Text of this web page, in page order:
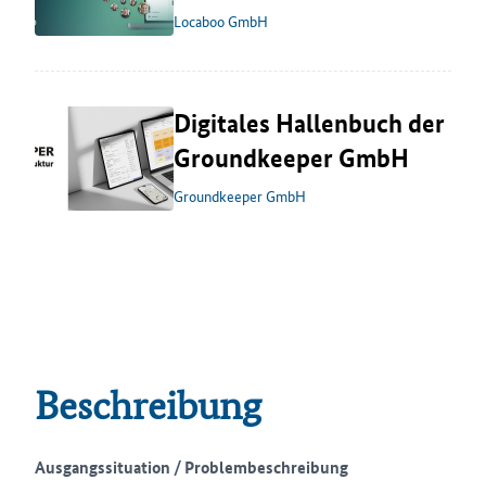
Locaboo GmbH
Digitales Hallenbuch der
Groundkeeper GmbH
Groundkeeper GmbH
Beschreibung
Ausgangssituation / Problembeschreibung